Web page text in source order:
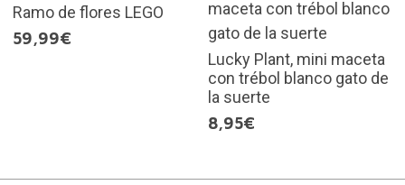
Ramo de flores LEGO
59,99€
Lucky Plant, mini maceta
con trébol blanco gato de
la suerte
8,95€